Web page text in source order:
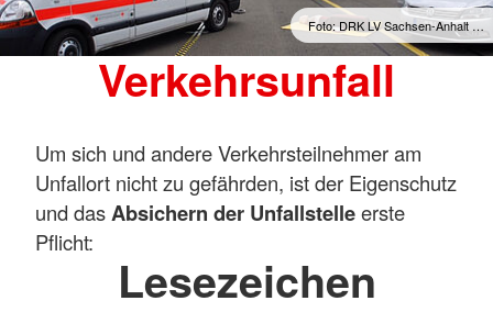
Foto: DRK LV Sachsen-Anhalt …
Verkehrsunfall
Um sich und andere Verkehrsteilnehmer am
Unfallort nicht zu gefährden, ist der Eigenschutz
und dasAbsichern der Unfallstelleerste
Pflicht:
Lesezeichen